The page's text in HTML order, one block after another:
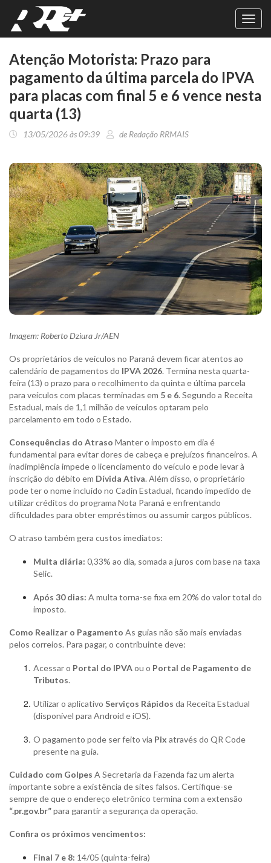
Atenção Motorista: Prazo para
pagamento da última parcela do IPVA
para placas com final 5 e 6 vence nesta
quarta (13)
13/05/2026 às 09:39 de Redação RRMAIS
Imagem: Roberto Dziura Jr/AEN
Os proprietários de veículos no Paraná devem ficar atentos ao
calendário de pagamentos do IPVA 2026. Termina nesta quarta-
feira (13) o prazo para o recolhimento da quinta e última parcela
para veículos com placas terminadas em 5 e 6. Segundo a Receita
Estadual, mais de 1,1 milhão de veículos optaram pelo
parcelamento em todo o Estado.
Consequências do Atraso Manter o imposto em dia é
fundamental para evitar dores de cabeça e prejuízos financeiros. A
inadimplência impede o licenciamento do veículo e pode levar à
inscrição do débito em Dívida Ativa. Além disso, o proprietário
pode ter o nome incluído no Cadin Estadual, ficando impedido de
utilizar créditos do programa Nota Paraná e enfrentando
dificuldades para obter empréstimos ou assumir cargos públicos.
O atraso também gera custos imediatos:
Multa diária: 0,33% ao dia, somada a juros com base na taxa
Selic.
Após 30 dias: A multa torna-se fixa em 20% do valor total do
imposto.
Como Realizar o Pagamento As guias não são mais enviadas
pelos correios. Para pagar, o contribuinte deve:
Acessar o Portal do IPVAou o Portal de Pagamento de
Tributos.
Utilizar o aplicativo Serviços Rápidos da Receita Estadual
(disponível para Android e iOS).
O pagamento pode ser feito via Pix através do QR Code
presente na guia.
Cuidado com Golpes A Secretaria da Fazenda faz um alerta
importante sobre a existência de sites falsos. Certifique-se
sempre de que o endereço eletrônico termina com a extensão
“.pr.gov.br”para garantir a segurança da operação.
Confira os próximos vencimentos:
Final 7 e 8: 14/05 (quinta-feira)